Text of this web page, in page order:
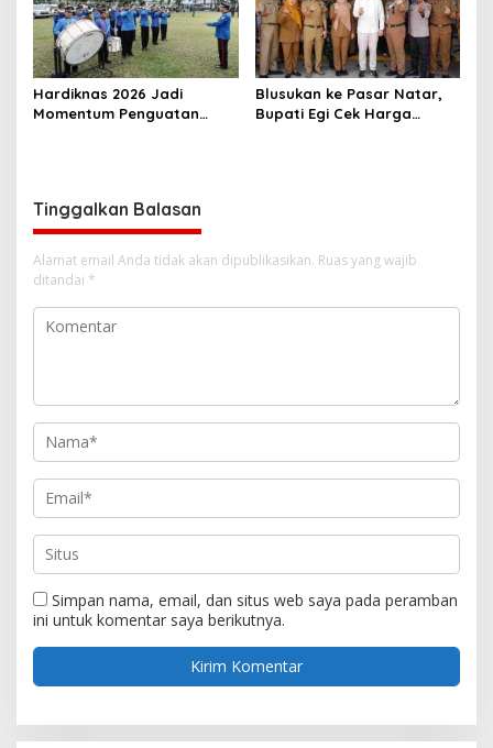
Hardiknas 2026 Jadi
Momentum Penguatan
Blusukan ke Pasar Natar,
Bupati Egi Cek Harga
Tinggalkan Balasan
Alamat email Anda tidak akan dipublikasikan. Ruas yang wajib
ditandai *
Simpan nama, email, dan situs web saya pada peramban
ini untuk komentar saya berikutnya.